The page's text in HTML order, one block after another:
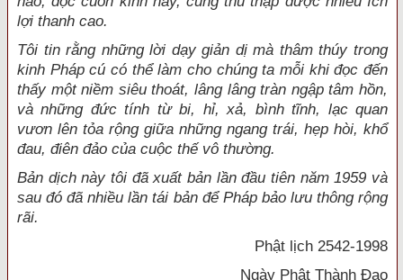
lợi thanh cao.
Tôi tin rằng những lời dạy giản dị mà thâm thúy trong
kinh Pháp cú có thể làm cho chúng ta mỗi khi đọc đến
thấy một niềm siêu thoát, lâng lâng tràn ngập tâm hồn,
và những đức tính từ bi, hỉ, xả, bình tĩnh, lạc quan
vươn lên tỏa rộng giữa những ngang trái, hẹp hòi, khổ
đau, điên đảo của cuộc thế vô thường.
Bản dịch này tôi đã xuất bản lần đầu tiên năm 1959 và
sau đó đã nhiều lần tái bản để Pháp bảo lưu thông rộng
rãi.
Phật lịch 2542-1998
Ngày Phật Thành Đạo